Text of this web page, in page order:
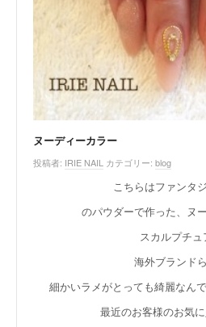
ヌーディーカラー
投稿者: IRIE NAIL カテゴリー: blog
こちらはファンタ
のパウダーで作った、ヌ
スカルプチ
海外ブランド
細かいラメがとっても綺麗なん
最近のお客様のお気